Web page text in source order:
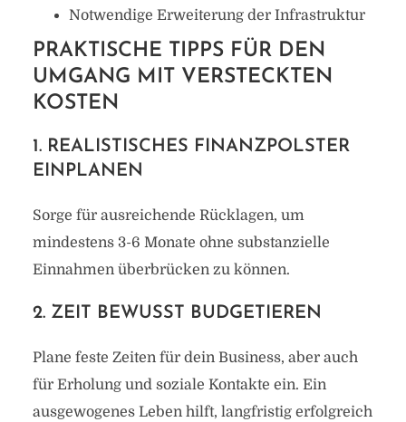
Notwendige Erweiterung der Infrastruktur
PRAKTISCHE TIPPS FÜR DEN
UMGANG MIT VERSTECKTEN
KOSTEN
1. REALISTISCHES FINANZPOLSTER
EINPLANEN
Sorge für ausreichende Rücklagen, um
mindestens 3-6 Monate ohne substanzielle
Einnahmen überbrücken zu können.
2. ZEIT BEWUSST BUDGETIEREN
Plane feste Zeiten für dein Business, aber auch
für Erholung und soziale Kontakte ein. Ein
ausgewogenes Leben hilft, langfristig erfolgreich